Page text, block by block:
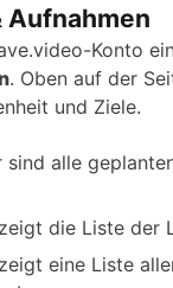
Aufnahmen
Konto
. Oben auf der
und Ziele.
alle
die Liste der
eine Liste